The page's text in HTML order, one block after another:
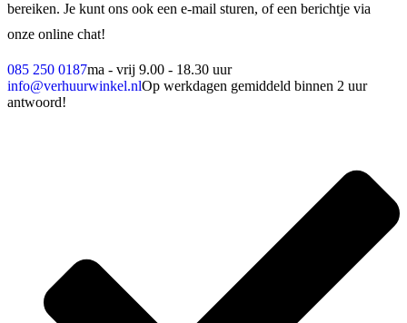
bereiken. Je kunt ons ook een e-mail sturen, of een berichtje via
onze online chat!
085 250 0187ma - vrij 9.00 - 18.30 uur
info@verhuurwinkel.nlOp werkdagen gemiddeld binnen 2 uur
antwoord!